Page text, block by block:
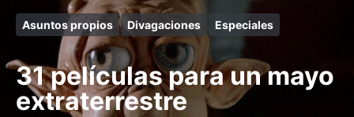
Asuntos propios Divagaciones Especiales
31 películas para un mayo
extraterrestre